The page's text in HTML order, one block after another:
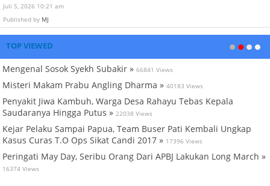
Juli 5, 2026 10:21 am
Published by MJ
TOP VIEWED
Mengenal Sosok Syekh Subakir » 66841 Views
Misteri Makam Prabu Angling Dharma » 40183 Views
Penyakit Jiwa Kambuh, Warga Desa Rahayu Tebas Kepala
Saudaranya Hingga Putus » 22038 Views
Kejar Pelaku Sampai Papua, Team Buser Pati Kembali Ungkap
Kasus Curas T.O Ops Sikat Candi 2017 » 17396 Views
Peringati May Day, Seribu Orang Dari APBJ Lakukan Long March »
16374 Views